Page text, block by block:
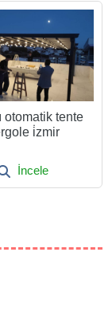
otomatik tente
i̇zmir
İncele